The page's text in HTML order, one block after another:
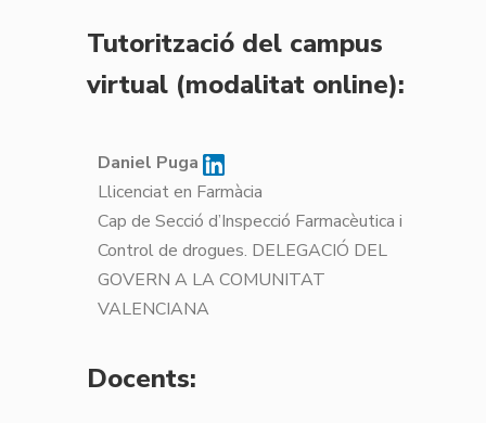
Tutorització del campus
virtual (modalitat online):
Daniel Puga
Llicenciat en Farmàcia
Cap de Secció d’Inspecció Farmacèutica i
Control de drogues. DELEGACIÓ DEL
GOVERN A LA COMUNITAT
VALENCIANA
Docents: